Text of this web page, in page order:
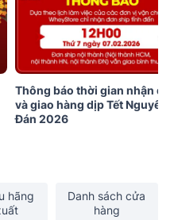
Thông báo thời gian nhận
và giao hàng dịp Tết Nguyên
Đán 2026
hãng
Danh sách cửa
hàng